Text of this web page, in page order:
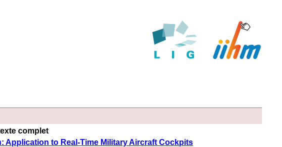
complet
Application to Real-Time Military Aircraft Cockpits